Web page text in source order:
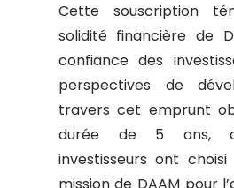
Cette souscription
solidité financière de
confiance des
perspectives de
travers cet emprunt
durée de 5 ans,
investisseurs ont